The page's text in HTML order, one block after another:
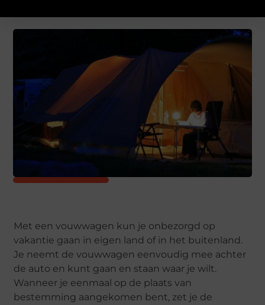
Met een vouwwagen kun je onbezorgd op
vakantie gaan in eigen land of in het buitenland.
Je neemt de vouwwagen eenvoudig mee achter
de auto en kunt gaan en staan waar je wilt.
Wanneer je eenmaal op de plaats van
bestemming aangekomen bent, zet je de